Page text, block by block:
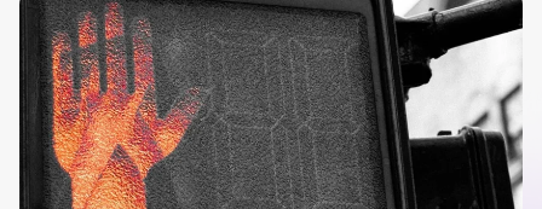
Tellent Recruitee ROI-Rechner
Erstellen Sie Ihren Business Case für Tellent Recruitee und sehen Sie
Ihre Einsparungen.
Tellent Recruitee